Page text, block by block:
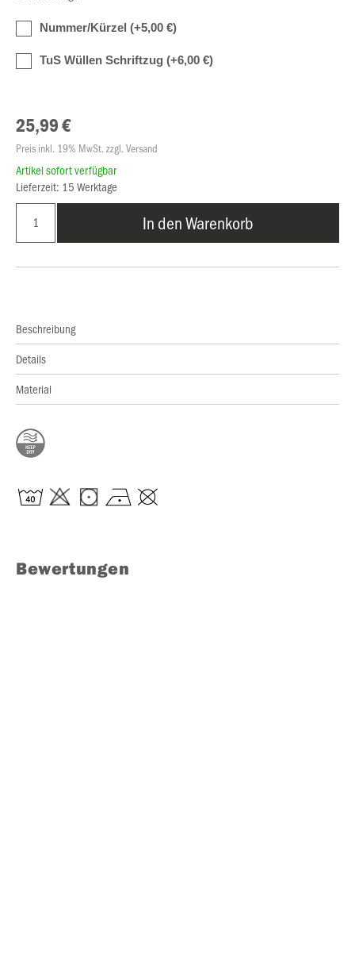
Nummer/Kürzel (+5,00 €)
TuS Wüllen Schriftzug (+6,00 €)
25,99 €
Preis inkl. 19% MwSt. zzgl. Versand
Artikel sofort verfügbar
Lieferzeit: 15 Werktage
In den Warenkorb
Beschreibung
Details
Material
Bewertungen